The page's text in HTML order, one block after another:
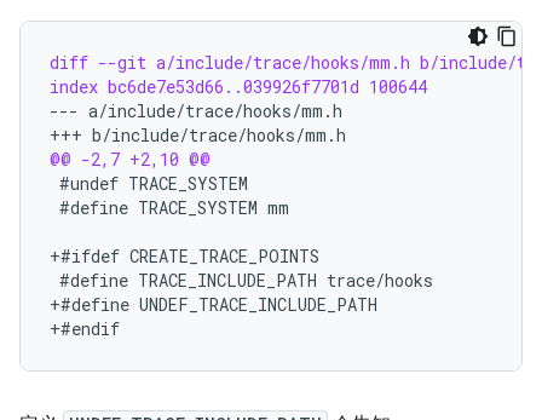
diff --git a/include/trace/hooks/mm.h b/include/
index bc6de7e53d66..039926f7701d 100644
--- a/include/trace/hooks/mm.h
+++ b/include/trace/hooks/mm.h
@@ -2,7 +2,10 @@
#define TRACE_SYSTEM mm
+#ifdef CREATE_TRACE_POINTS
+#define UNDEF_TRACE_INCLUDE_PATH
+#endif